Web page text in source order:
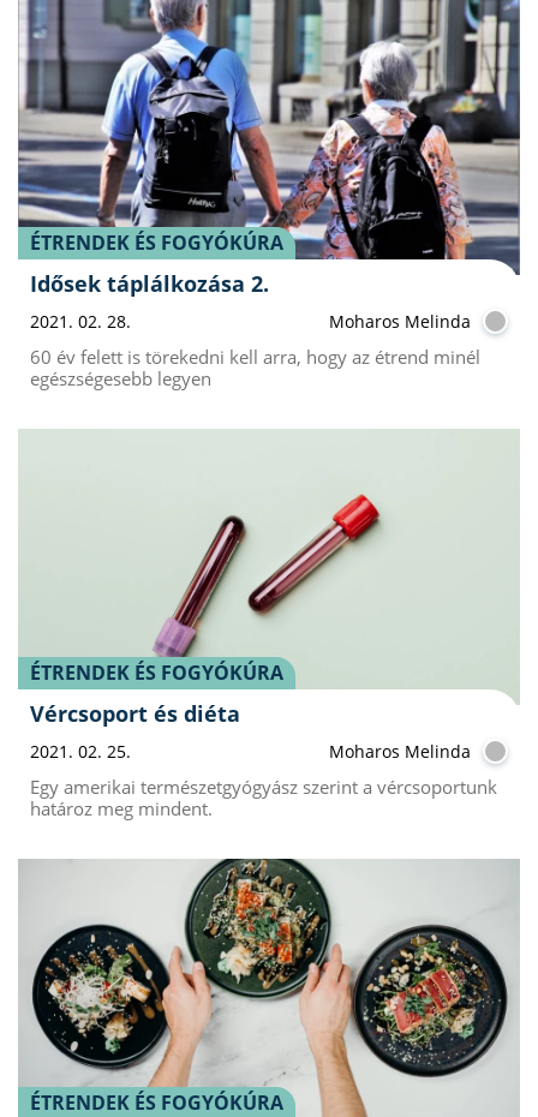
ÉTRENDEK ÉS FOGYÓKÚRA
Idősek táplálkozása 2.
2021. 02. 28. Moharos Melinda
60 év felett is törekedni kell arra, hogy az étrend minél
egészségesebb legyen
ÉTRENDEK ÉS FOGYÓKÚRA
Vércsoport és diéta
2021. 02. 25. Moharos Melinda
Egy amerikai természetgyógyász szerint a vércsoportunk
határoz meg mindent.
ÉTRENDEK ÉS FOGYÓKÚRA